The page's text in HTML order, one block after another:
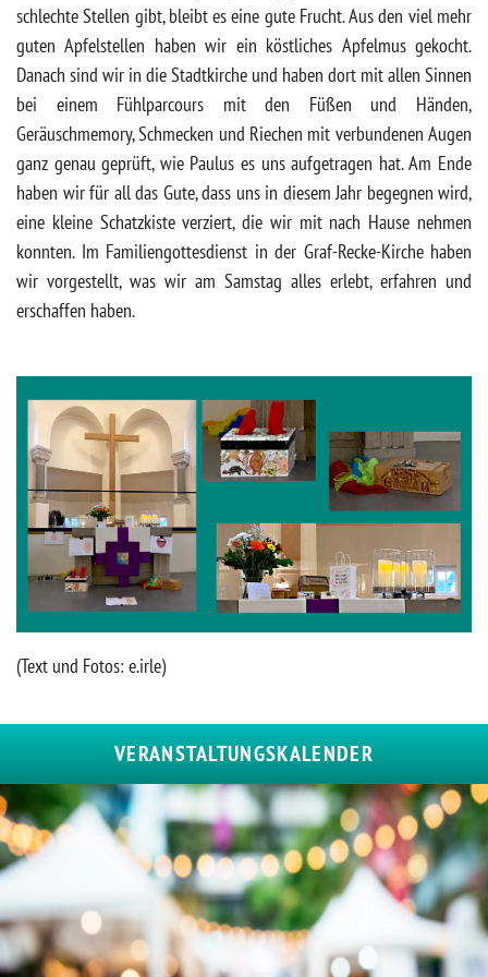
schlechte Stellen gibt, bleibt es eine gute Frucht. Aus den viel mehr
guten Apfelstellen haben wir ein köstliches Apfelmus gekocht.
Danach sind wir in die Stadtkirche und haben dort mit allen Sinnen
bei einem Fühlparcours mit den Füßen und Händen,
Geräuschmemory, Schmecken und Riechen mit verbundenen Augen
ganz genau geprüft, wie Paulus es uns aufgetragen hat. Am Ende
haben wir für all das Gute, dass uns in diesem Jahr begegnen wird,
eine kleine Schatzkiste verziert, die wir mit nach Hause nehmen
konnten. Im Familiengottesdienst in der Graf-Recke-Kirche haben
wir vorgestellt, was wir am Samstag alles erlebt, erfahren und
erschaffen haben.
(Text und Fotos: e.irle)
VERANSTALTUNGSKALENDER